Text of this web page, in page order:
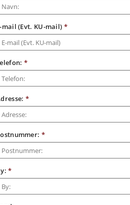
mail (Evt. KU-mail) *
*
*
*
*